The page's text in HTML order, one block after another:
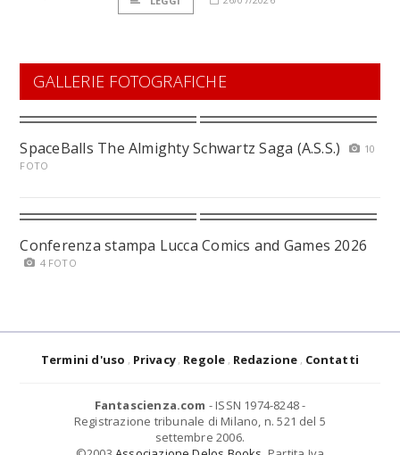
GALLERIE FOTOGRAFICHE
SpaceBalls The Almighty Schwartz Saga (A.S.S.)
10
FOTO
Conferenza stampa Lucca Comics and Games 2026
4 FOTO
Termini d'uso Privacy Regole Redazione Contatti
Fantascienza.com - ISSN 1974-8248 -
Registrazione tribunale di Milano, n. 521 del 5
settembre 2006.